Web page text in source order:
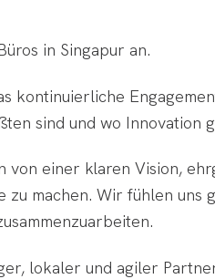
in Singapur an.
sind und wo Innovation
einer klaren Vision,
machen. Wir fühlen uns
lokaler und agiler